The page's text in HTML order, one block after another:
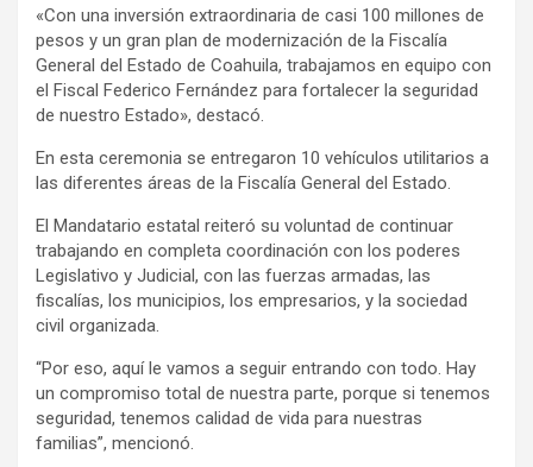
«Con una inversión extraordinaria de casi 100 millones de
pesos y un gran plan de modernización de la Fiscalía
General del Estado de Coahuila, trabajamos en equipo con
el Fiscal Federico Fernández para fortalecer la seguridad
de nuestro Estado», destacó.
En esta ceremonia se entregaron 10 vehículos utilitarios a
las diferentes áreas de la Fiscalía General del Estado.
El Mandatario estatal reiteró su voluntad de continuar
trabajando en completa coordinación con los poderes
Legislativo y Judicial, con las fuerzas armadas, las
fiscalías, los municipios, los empresarios, y la sociedad
civil organizada.
“Por eso, aquí le vamos a seguir entrando con todo. Hay
un compromiso total de nuestra parte, porque si tenemos
seguridad, tenemos calidad de vida para nuestras
familias”, mencionó.